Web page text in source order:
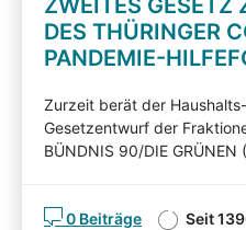
ZWEITES GESETZ
DES THÜRINGER
PANDEMIE-
Zurzeit berät der
Gesetzentwurf der
BÜNDNIS 90/DIE
kommentieren. Diskutieren Sie mit! Mit Ihren Beiträgen,
0 Beiträge Seit